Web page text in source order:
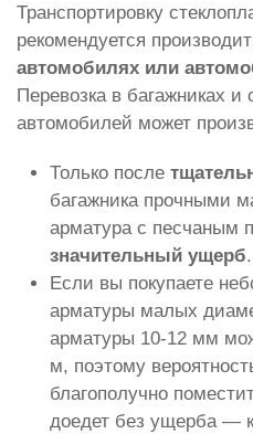
Транспортировку
рекомендуется
автомобилях или
Перевозка в багажниках и
автомобилей может
Только после
багажника прочными
арматура с песчаным
значительный ущерб.
Если вы покупаете
арматуры малых
арматуры 10-12 мм
м, поэтому
благополучно
доедет без ущерба —